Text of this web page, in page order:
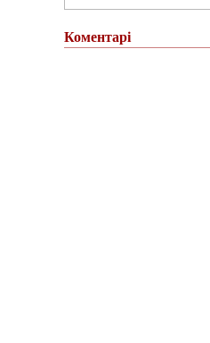
Коментарі